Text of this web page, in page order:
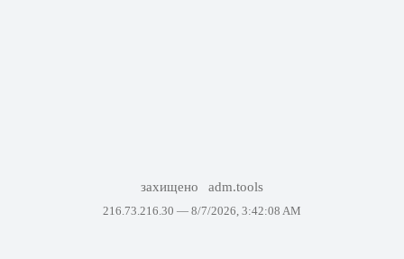
захищено adm.tools
216.73.216.30 — 8/7/2026, 3:42:08 AM